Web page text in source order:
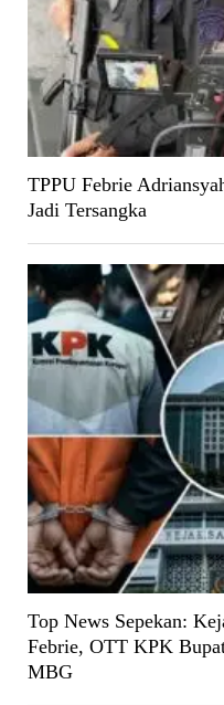
TPPU Febrie
Jadi Tersangka
Top News Sepekan:
Febrie, OTT KPK
MBG